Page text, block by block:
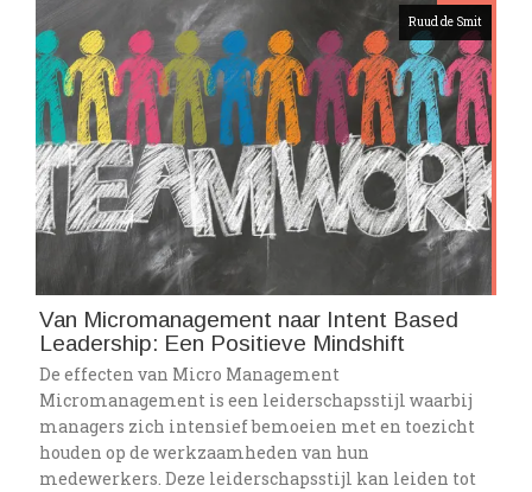
Ruud de Smit
Van Micromanagement naar Intent Based
Leadership: Een Positieve Mindshift
De effecten van Micro Management
Micromanagement is een leiderschapsstijl waarbij
managers zich intensief bemoeien met en toezicht
houden op de werkzaamheden van hun
medewerkers. Deze leiderschapsstijl kan leiden tot